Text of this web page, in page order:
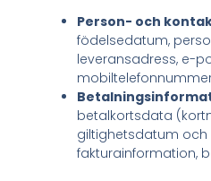
Person- och
födelsedatum,
leveransadress, e-
betalkortsdata
giltighetsdatum och
fakturainformation,